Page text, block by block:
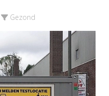
Gezond